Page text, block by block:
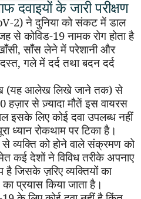
दवाइयों के जारी परीक्षण
2) ने दुनिया को संकट में डाल
से कोविड-19 नामक रोग होता है
,साँस लेने में परेशानी और
दस्त,गले में दर्द तथा बदन दर्द
(यह आलेख लिखे जाने तक) से
से ज़्यादा मौतें इस वायरस
इसके लिए कोई दवा उपलब्ध नहीं
ध्यान रोकथाम पर टिका है।
व्यक्ति को होने वाले संक्रमण को
कई देशों ने विविध तरीके अपनाए
जिसके ज़रिए व्यक्तियों का
प्रयास किया जाता है।